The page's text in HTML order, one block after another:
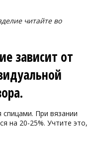
читайте во
зависит от
При вязании
на 20-25%. Учтите это,